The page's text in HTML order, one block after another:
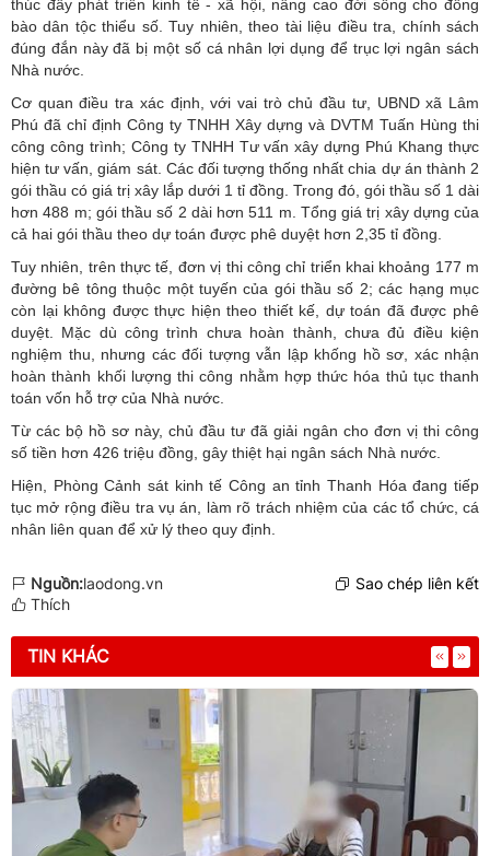
thúc đẩy phát triển kinh tế - xã hội, nâng cao đời sống cho đồng
bào dân tộc thiểu số. Tuy nhiên, theo tài liệu điều tra, chính sách
đúng đắn này đã bị một số cá nhân lợi dụng để trục lợi ngân sách
Nhà nước.
Cơ quan điều tra xác định, với vai trò chủ đầu tư, UBND xã Lâm
Phú đã chỉ định Công ty TNHH Xây dựng và DVTM Tuấn Hùng thi
công công trình; Công ty TNHH Tư vấn xây dựng Phú Khang thực
hiện tư vấn, giám sát. Các đối tượng thống nhất chia dự án thành 2
gói thầu có giá trị xây lắp dưới 1 tỉ đồng. Trong đó, gói thầu số 1 dài
hơn 488 m; gói thầu số 2 dài hơn 511 m. Tổng giá trị xây dựng của
cả hai gói thầu theo dự toán được phê duyệt hơn 2,35 tỉ đồng.
Tuy nhiên, trên thực tế, đơn vị thi công chỉ triển khai khoảng 177 m
đường bê tông thuộc một tuyến của gói thầu số 2; các hạng mục
còn lại không được thực hiện theo thiết kế, dự toán đã được phê
duyệt. Mặc dù công trình chưa hoàn thành, chưa đủ điều kiện
nghiệm thu, nhưng các đối tượng vẫn lập khống hồ sơ, xác nhận
hoàn thành khối lượng thi công nhằm hợp thức hóa thủ tục thanh
toán vốn hỗ trợ của Nhà nước.
Từ các bộ hồ sơ này, chủ đầu tư đã giải ngân cho đơn vị thi công
số tiền hơn 426 triệu đồng, gây thiệt hại ngân sách Nhà nước.
Hiện, Phòng Cảnh sát kinh tế Công an tỉnh Thanh Hóa đang tiếp
tục mở rộng điều tra vụ án, làm rõ trách nhiệm của các tổ chức, cá
nhân liên quan để xử lý theo quy định.
Nguồn:laodong.vn
Sao chép liên kết
Thích
TIN KHÁC